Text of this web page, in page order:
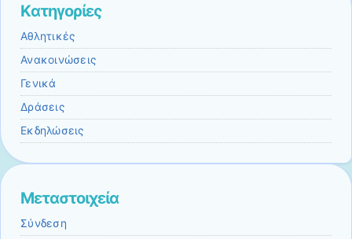
Kατηγορίες
Αθλητικές
Ανακοινώσεις
Γενικά
Δράσεις
Εκδηλώσεις
Μεταστοιχεία
Σύνδεση